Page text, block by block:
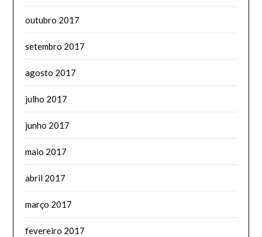
outubro 2017
setembro 2017
agosto 2017
julho 2017
junho 2017
maio 2017
abril 2017
março 2017
fevereiro 2017